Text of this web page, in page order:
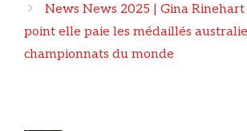
News News 2025 | Gina
point elle paie les médaillés
championnats du monde